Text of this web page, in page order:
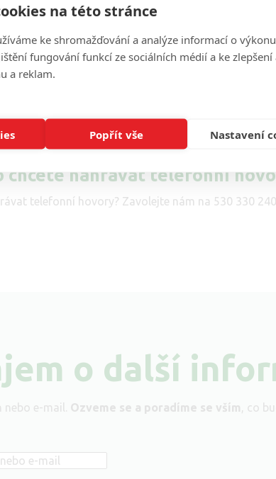
na této stránce
ke shromažďování a analýze informací o
fungování funkcí ze sociálních médií a ke zlepšení
a reklam.
Popřít vše Nastavení
– opět zopakujeme, že číslo pevné linky lze mít dnes
ale, pokud je to nutné či vhodné, lze
povinnost pořizovat záznamy všech
tyto záznamy uchovávat po stanovenou dobu. Tuto
kdy s nahráváním hovoru volající/volané
chcete nahrávat telefonní
telefonní hovory? Zavolejte nám na 530 330
o další
e-mail. Ozveme se a poradíme se vším, co